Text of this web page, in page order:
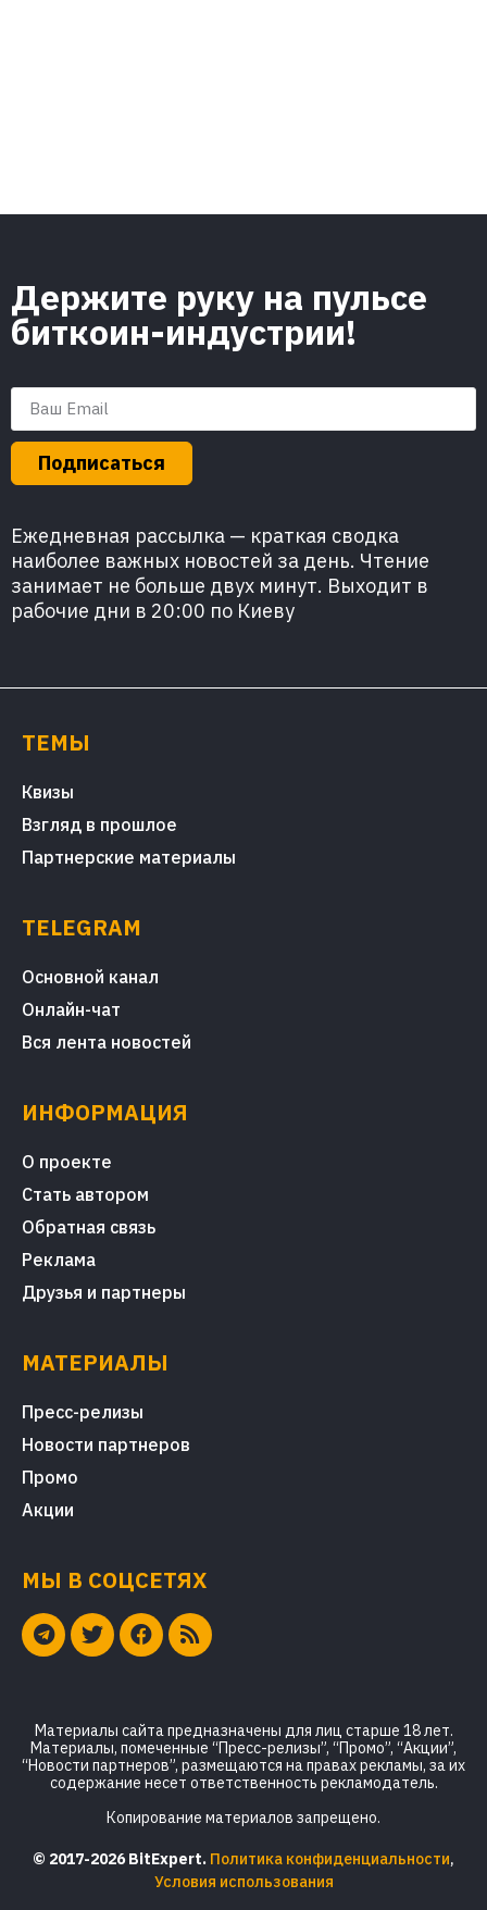
Держите руку на пульсе
биткоин-индустрии!
Подписаться
Ежедневная рассылка — краткая сводка
наиболее важных новостей за день. Чтение
занимает не больше двух минут. Выходит в
рабочие дни в 20:00 по Киеву
ТЕМЫ
Квизы
Взгляд в прошлое
Партнерские материалы
TELEGRAM
Основной канал
Онлайн-чат
Вся лента новостей
ИНФОРМАЦИЯ
О проекте
Стать автором
Обратная связь
Реклама
Друзья и партнеры
МАТЕРИАЛЫ
Пресс-релизы
Новости партнеров
Промо
Акции
МЫ В СОЦСЕТЯХ
Материалы сайта предназначены для лиц старше 18 лет.
Материалы, помеченные “Пресс-релизы”, “Промо”, “Акции”,
“Новости партнеров”, размещаются на правах рекламы, за их
содержание несет ответственность рекламодатель.
Копирование материалов запрещено.
© 2017-2026 BitExpert. Политика конфиденциальности,
Условия использования